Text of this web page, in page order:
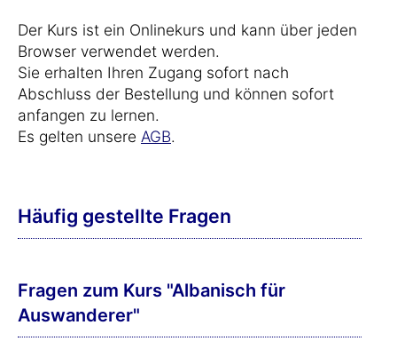
Der Kurs ist ein Onlinekurs und kann über jeden
Browser verwendet werden.
Sie erhalten Ihren Zugang sofort nach
Abschluss der Bestellung und können sofort
anfangen zu lernen.
Es gelten unsere AGB.
Häufig gestellte Fragen
Fragen zum Kurs "Albanisch für
Auswanderer"